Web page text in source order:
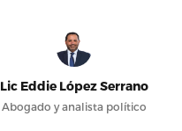
Lic Eddie López Serrano
Abogado y analista político